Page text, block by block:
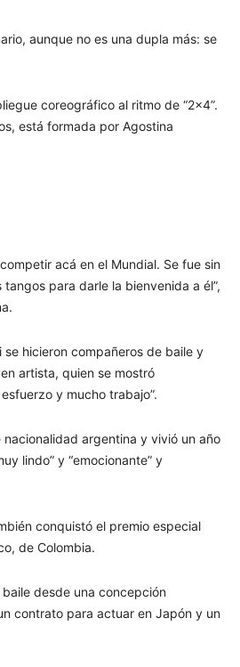
aunque no es una dupla más: se
coreográfico al ritmo de “2×4”.
está formada por Agostina
acá en el Mundial. Se fue sin
para darle la bienvenida a él”,
hicieron compañeros de baile y
artista, quien se mostró
y mucho trabajo”.
argentina y vivió un año
lindo” y “emocionante” y
conquistó el premio especial
de Colombia.
desde una concepción
contrato para actuar en Japón y un